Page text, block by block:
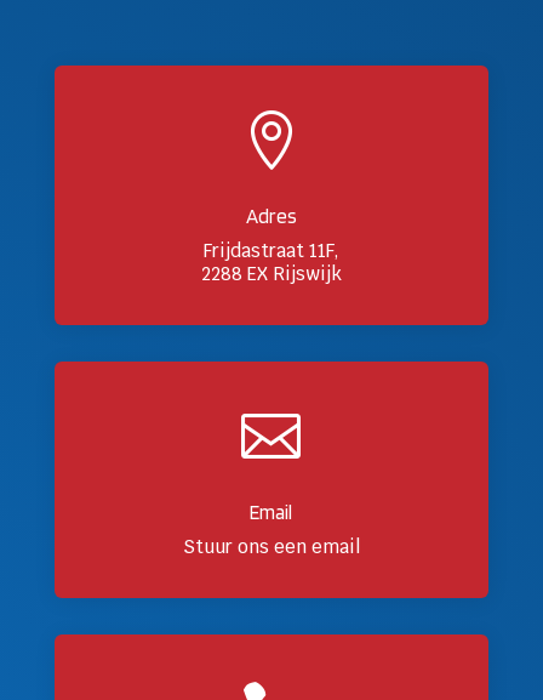

Adres
Frijdastraat 11F,
2288 EX Rijswijk

Email
Stuur ons een email